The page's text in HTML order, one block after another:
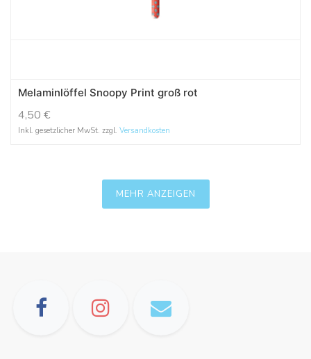
Melaminlöffel Snoopy Print groß rot
4,50 €
Inkl. gesetzlicher MwSt. zzgl. Versandkosten
MEHR ANZEIGEN